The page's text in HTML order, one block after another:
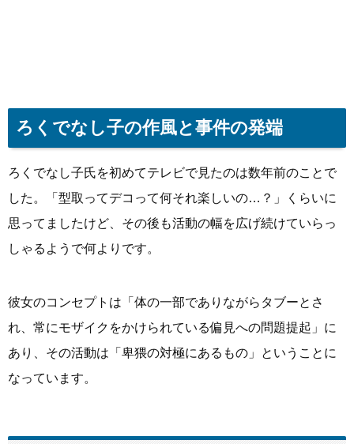
ろくでなし子の作風と事件の発端
ろくでなし子氏を初めてテレビで見たのは数年前のことで
した。「型取ってデコって何それ楽しいの…？」くらいに
思ってましたけど、その後も活動の幅を広げ続けていらっ
しゃるようで何よりです。
彼女のコンセプトは「体の一部でありながらタブーとさ
れ、常にモザイクをかけられている偏見への問題提起」に
あり、その活動は「卑猥の対極にあるもの」ということに
なっています。